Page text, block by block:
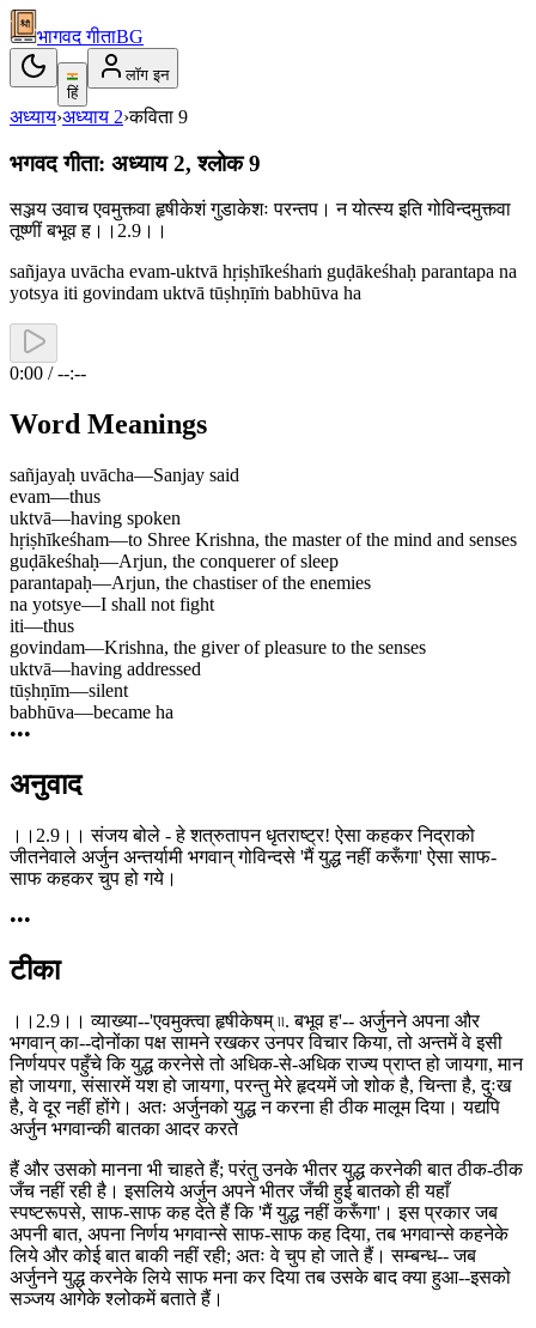
भागवद गीताBG
हिं
लॉग इन
अध्याय›अध्याय 2›कविता 9
भगवद गीता: अध्याय 2, श्लोक 9
सञ्जय उवाच एवमुक्त्वा हृषीकेशं गुडाकेशः परन्तप। न योत्स्य इति गोविन्दमुक्त्वा
तूष्णीं बभूव ह।।2.9।।
sañjaya uvācha evam-uktvā hṛiṣhīkeśhaṁ guḍākeśhaḥ parantapa na
yotsya iti govindam uktvā tūṣhṇīṁ babhūva ha
0:00 / --:--
Word Meanings
sañjayaḥ uvācha—Sanjay said
evam—thus
uktvā—having spoken
hṛiṣhīkeśham—to Shree Krishna, the master of the mind and senses
guḍākeśhaḥ—Arjun, the conquerer of sleep
parantapaḥ—Arjun, the chastiser of the enemies
na yotsye—I shall not fight
iti—thus
govindam—Krishna, the giver of pleasure to the senses
uktvā—having addressed
tūṣhṇīm—silent
babhūva—became ha
•••
अनुवाद
।।2.9।। संजय बोले - हे शत्रुतापन धृतराष्ट्र! ऐसा कहकर निद्राको
जीतनेवाले अर्जुन अन्तर्यामी भगवान् गोविन्दसे 'मैं युद्ध नहीं करूँगा' ऐसा साफ-
साफ कहकर चुप हो गये।
•••
टीका
।।2.9।। व्याख्या--'एवमुक्त्वा हृषीकेषम् ৷৷. बभूव ह'-- अर्जुनने अपना और
भगवान् का--दोनोंका पक्ष सामने रखकर उनपर विचार किया, तो अन्तमें वे इसी
निर्णयपर पहुँचे कि युद्ध करनेसे तो अधिक-से-अधिक राज्य प्राप्त हो जायगा, मान
हो जायगा, संसारमें यश हो जायगा, परन्तु मेरे हृदयमें जो शोक है, चिन्ता है, दुःख
है, वे दूर नहीं होंगे। अतः अर्जुनको युद्ध न करना ही ठीक मालूम दिया। यद्यपि
अर्जुन भगवान्की बातका आदर करते
हैं और उसको मानना भी चाहते हैं; परंतु उनके भीतर युद्ध करनेकी बात ठीक-ठीक
जँच नहीं रही है। इसलिये अर्जुन अपने भीतर जँची हुई बातको ही यहाँ
स्पष्टरूपसे, साफ-साफ कह देते हैं कि 'मैं युद्ध नहीं करूँगा'। इस प्रकार जब
अपनी बात, अपना निर्णय भगवान्से साफ-साफ कह दिया, तब भगवान्से कहनेके
लिये और कोई बात बाकी नहीं रही; अतः वे चुप हो जाते हैं। सम्बन्ध-- जब
अर्जुनने युद्ध करनेके लिये साफ मना कर दिया तब उसके बाद क्या हुआ--इसको
सञ्जय आगेके श्लोकमें बताते हैं।